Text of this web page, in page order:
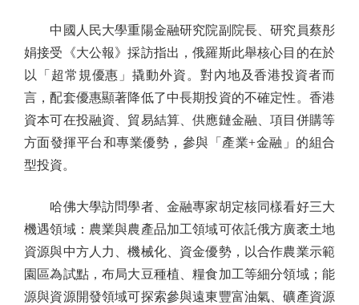
中國人民大學重陽金融研究院副院長、研究員蔡彤
娟接受《大公報》採訪指出，俄羅斯此舉核心目的在於
以「超常規優惠」撬動外資。對內地及香港投資者而
言，配套優惠顯著降低了中長期投資的不確定性。香港
資本可在投融資、貿易結算、供應鏈金融、項目併購等
方面發揮平台和專業優勢，參與「產業+金融」的組合
型投資。
哈佛大學訪問學者、金融專家胡定核同樣看好三大
機遇領域：農業與農產品加工領域可依託俄方廣袤土地
資源與中方人力、機械化、資金優勢，以合作農業示範
園區為試點，布局大豆種植、糧食加工等細分領域；能
源與資源開發領域可探索參與遠東豐富油氣、礦產資源